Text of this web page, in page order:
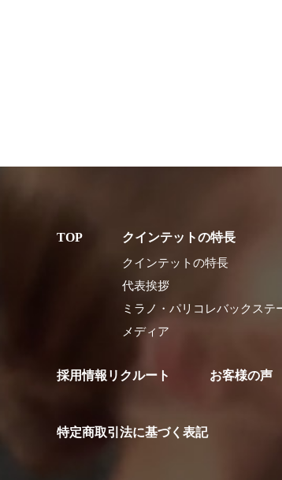
クインテットの特長
クインテットの特長
代表挨拶
ミラノ・パリコレバックステ
メディア
採用情報リクルート お客様の声
特定商取引法に基づく表記